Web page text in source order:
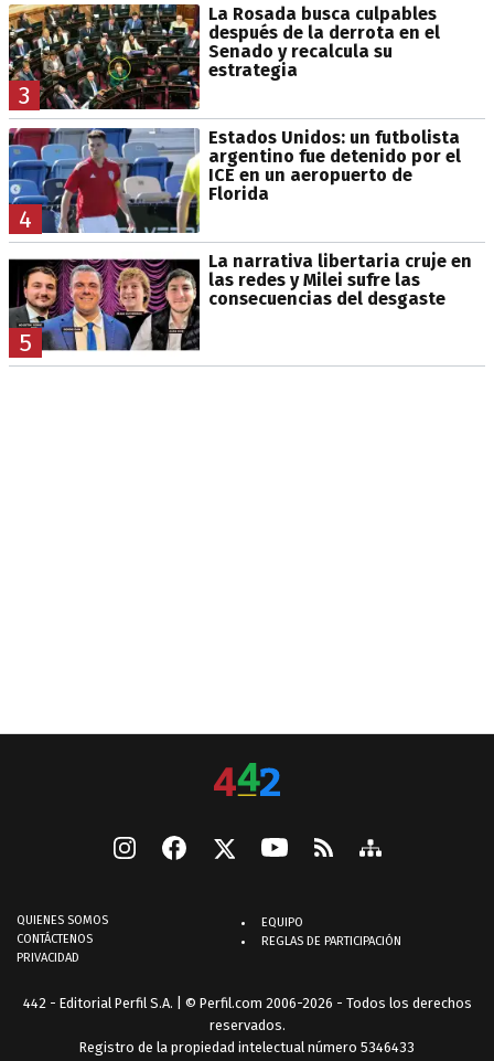
3
La Rosada busca culpables
después de la derrota en el
Senado y recalcula su
estrategia
4
Estados Unidos: un futbolista
argentino fue detenido por el
ICE en un aeropuerto de
Florida
5
La narrativa libertaria cruje en
las redes y Milei sufre las
consecuencias del desgaste
QUIENES SOMOS
CONTÁCTENOS
PRIVACIDAD
EQUIPO
REGLAS DE PARTICIPACIÓN
442 - Editorial Perfil S.A. | © Perfil.com 2006-2026 - Todos los derechos
reservados.
Registro de la propiedad intelectual número 5346433